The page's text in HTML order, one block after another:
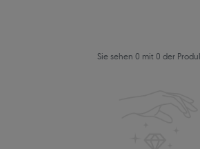
Sie sehen 0 mit 0 der